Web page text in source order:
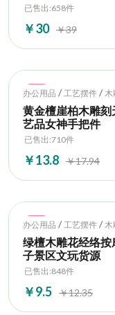
已售出:658件
￥30 ￥39
Hot
办公用品 / 工艺摆件 /
黄金檀崖柏木雕
艺品女神手把件
已售出:710件
￥13.8 ￥17.94
Hot
办公用品 / 工艺摆件 /
绿檀木雕花经络
子景区文玩货源
已售出:848件
￥9.5 ￥12.35